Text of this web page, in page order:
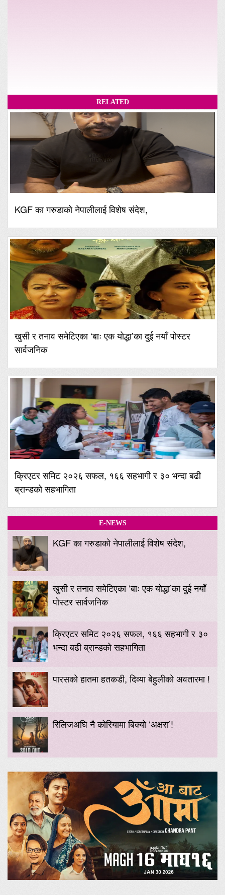
RELATED
KGF का गरुडाको नेपालीलाई विशेष संदेश,
खुसी र तनाव समेटिएका ‘बाः एक योद्धा’का दुई नयाँ पोस्टर
सार्वजनिक
क्रिएटर समिट २०२६ सफल, १६६ सहभागी र ३० भन्दा बढी
ब्रान्डको सहभागिता
E-NEWS
KGF का गरुडाको नेपालीलाई विशेष संदेश,
खुसी र तनाव समेटिएका ‘बाः एक योद्धा’का दुई नयाँ
पोस्टर सार्वजनिक
क्रिएटर समिट २०२६ सफल, १६६ सहभागी र ३०
भन्दा बढी ब्रान्डको सहभागिता
पारसको हातमा हतकडी, दिव्या बेहुलीको अवतारमा !
रिलिजअघि नै कोरियामा बिक्यो ‘अक्षरा’!